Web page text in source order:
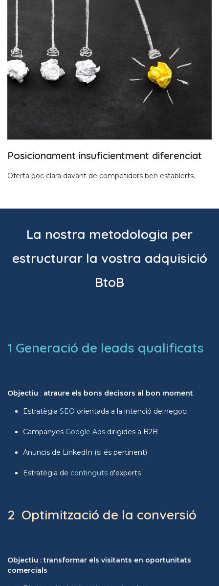
Posicionament insuficientment diferenciat
Oferta poc clara davant de competidors ben establerts.
La nostra metodologia per
estructurar la vostra adquisició
BtoB
1 Generació de leads qualificats
Objectiu : atraure els bons decisors al bon moment
Estratègia SEO orientada a la intenció de negoci
Campanyes Google Ads dirigides a B2B
Anuncis de LinkedIn (si és pertinent)
Estratègia de continguts d'experts
2 Optimització de la conversió
Objectiu : transformar els visitants en oportunitats
comercials